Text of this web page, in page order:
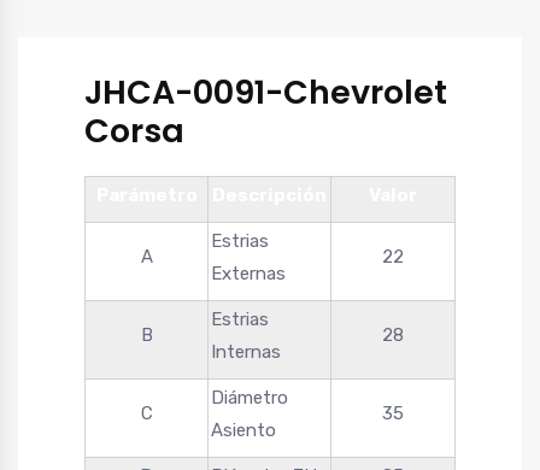
JHCA-0091-Chevrolet
Corsa
A
Estrias
Externas
22
B
Estrias
Internas
28
C
Diámetro
Asiento
35